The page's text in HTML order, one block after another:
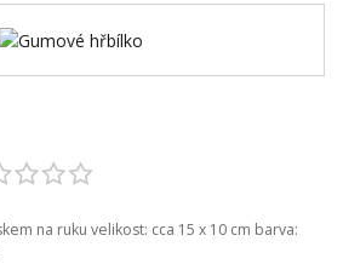
na ruku velikost: cca 15 x 10 cm barva: